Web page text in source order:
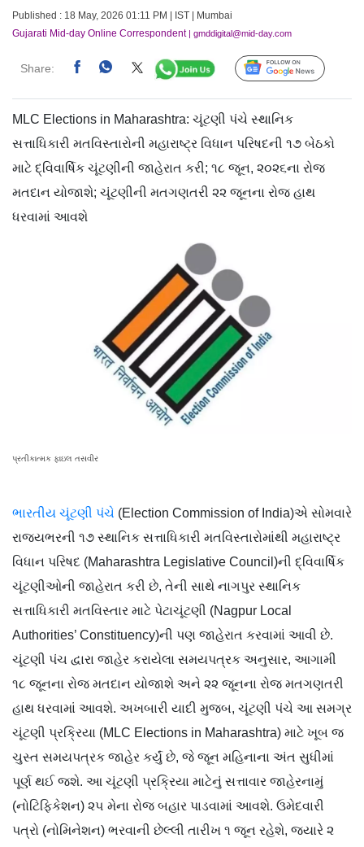
Published : 18 May, 2026 01:11 PM | IST | Mumbai
Gujarati Mid-day Online Correspondent| gmddigital@mid-day.com
Share: Follow Us
MLC Elections in Maharashtra: ચૂંટણી પંચે સ્થાનિક
સત્તાધિકારી મતવિસ્તારોની મહારાષ્ટ્ર વિધાન પરિષદની ૧૭ બેઠકો
માટે દ્વિવાર્ષિક ચૂંટણીની જાહેરાત કરી; ૧૮ જૂન, ૨૦૨૬ના રોજ
મતદાન યોજાશે; ચૂંટણીની મતગણતરી ૨૨ જૂનના રોજ હાથ
ધરવામાં આવશે
પ્રતીકાત્મક ફાઇલ તસવીર
ભારતીય ચૂંટણી પંચે (Election Commission of India)એ સોમવારે
રાજ્યભરની ૧૭ સ્થાનિક સત્તાધિકારી મતવિસ્તારોમાંથી મહારાષ્ટ્ર
વિધાન પરિષદ (Maharashtra Legislative Council)ની દ્વિવાર્ષિક
ચૂંટણીઓની જાહેરાત કરી છે, તેની સાથે નાગપુર સ્થાનિક
સત્તાધિકારી મતવિસ્તાર માટે પેટાચૂંટણી (Nagpur Local
Authorities’ Constituency)ની પણ જાહેરાત કરવામાં આવી છે.
ચૂંટણી પંચ દ્વારા જાહેર કરાયેલા સમયપત્રક અનુસાર, આગામી
૧૮ જૂનના રોજ મતદાન યોજાશે અને ૨૨ જૂનના રોજ મતગણતરી
હાથ ધરવામાં આવશે. અખબારી યાદી મુજબ, ચૂંટણી પંચે આ સમગ્ર
ચૂંટણી પ્રક્રિયા (MLC Elections in Maharashtra) માટે ખૂબ જ
ચુસ્ત સમયપત્રક જાહેર કર્યું છે, જે જૂન મહિનાના અંત સુધીમાં
પૂર્ણ થઈ જશે. આ ચૂંટણી પ્રક્રિયા માટેનું સત્તાવાર જાહેરનામું
(નોટિફિકેશન) ૨૫ મેના રોજ બહાર પાડવામાં આવશે. ઉમેદવારી
પત્રો (નોમિનેશન) ભરવાની છેલ્લી તારીખ ૧ જૂન રહેશે, જ્યારે ૨